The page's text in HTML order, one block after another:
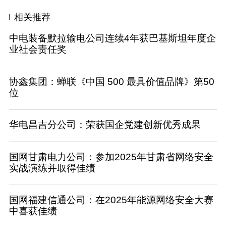
相关推荐
中电装备默拉输电公司连续4年获巴基斯坦年度企
业社会责任奖
协鑫集团：蝉联《中国 500 最具价值品牌》第50
位
华电昌吉分公司：荣获国企党建创新优秀成果
国网甘肃电力公司：参加2025年甘肃省网络安全
实战演练并取得佳绩
国网福建信通公司：在2025年能源网络安全大赛
中喜获佳绩